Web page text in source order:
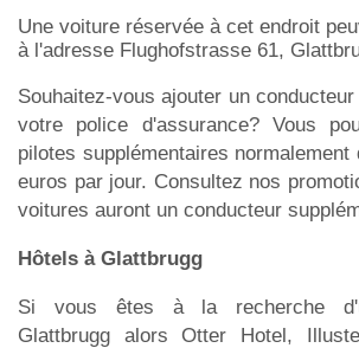
Une voiture réservée à cet endroit
à l'adresse Flughofstrasse 61,
Souhaitez-vous ajouter un
votre police d'assurance? Vous
pilotes supplémentaires normalement
euros par jour. Consultez nos
voitures auront un conducteur
Hôtels à Glattbrugg
Si vous êtes à la recherche
Glattbrugg alors Otter Hotel,